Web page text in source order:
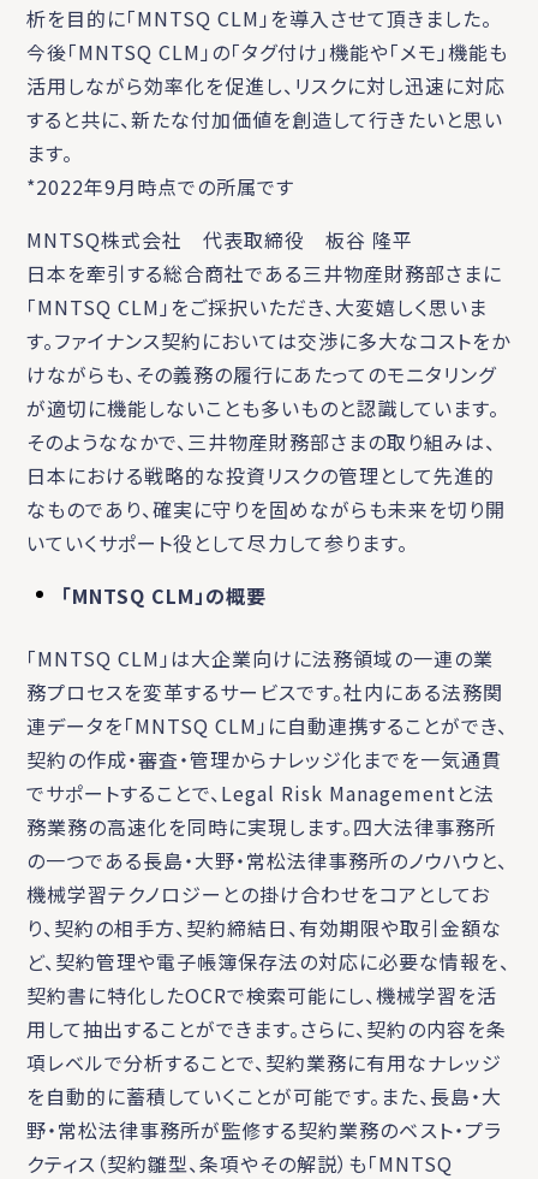
析を目的に「MNTSQ CLM」を導入させて頂きました。
今後「MNTSQ CLM」の「タグ付け」機能や「メモ」機能も
活用しながら効率化を促進し、リスクに対し迅速に対応
すると共に、新たな付加価値を創造して行きたいと思い
ます。
*2022年9月時点での所属です
MNTSQ株式会社 代表取締役 板谷 隆平
日本を牽引する総合商社である三井物産財務部さまに
「MNTSQ CLM」をご採択いただき、大変嬉しく思いま
す。ファイナンス契約においては交渉に多大なコストをか
けながらも、その義務の履行にあたってのモニタリング
が適切に機能しないことも多いものと認識しています。
そのようななかで、三井物産財務部さまの取り組みは、
日本における戦略的な投資リスクの管理として先進的
なものであり、確実に守りを固めながらも未来を切り開
いていくサポート役として尽力して参ります。
「MNTSQ CLM」の概要
「MNTSQ CLM」は大企業向けに法務領域の一連の業
務プロセスを変革するサービスです。社内にある法務関
連データを「MNTSQ CLM」に自動連携することができ、
契約の作成・審査・管理からナレッジ化までを一気通貫
でサポートすることで、Legal Risk Managementと法
務業務の高速化を同時に実現します。四大法律事務所
の一つである長島・大野・常松法律事務所のノウハウと、
機械学習テクノロジーとの掛け合わせをコアとしてお
り、契約の相手方、契約締結日、有効期限や取引金額な
ど、契約管理や電子帳簿保存法の対応に必要な情報を、
契約書に特化したOCRで検索可能にし、機械学習を活
用して抽出することができます。さらに、契約の内容を条
項レベルで分析することで、契約業務に有用なナレッジ
を自動的に蓄積していくことが可能です。また、長島・大
野・常松法律事務所が監修する契約業務のベスト・プラ
クティス（契約雛型、条項やその解説）も「MNTSQ